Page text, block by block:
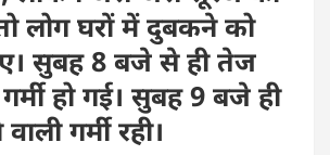
लोग घरों में दुबकने को
सुबह 8 बजे से ही तेज
हो गई। सुबह 9 बजे ही
गर्मी रही।